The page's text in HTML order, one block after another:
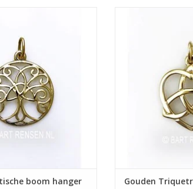
boom hanger Gouden
verzenddatum is
Ik ben afwezig t/m 10 augustus.